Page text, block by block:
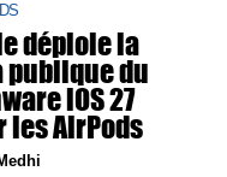
déploie la
publique du
iOS 27
les AirPods